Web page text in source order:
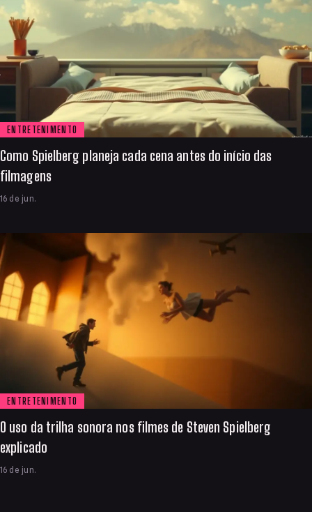
ENTRETENIMENTO
Como Spielberg planeja cada cena antes do início das
filmagens
16 de jun.
ENTRETENIMENTO
O uso da trilha sonora nos filmes de Steven Spielberg
explicado
16 de jun.